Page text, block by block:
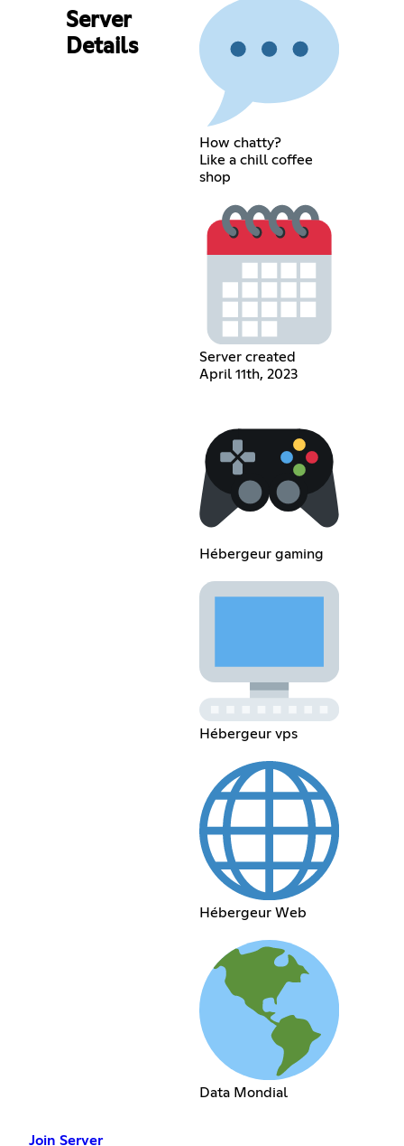
Server
Details
How chatty?
Like a chill coffee
shop
Server created
April 11th, 2023
Hébergeur gaming
Hébergeur vps
Hébergeur Web
Data Mondial
Join Server